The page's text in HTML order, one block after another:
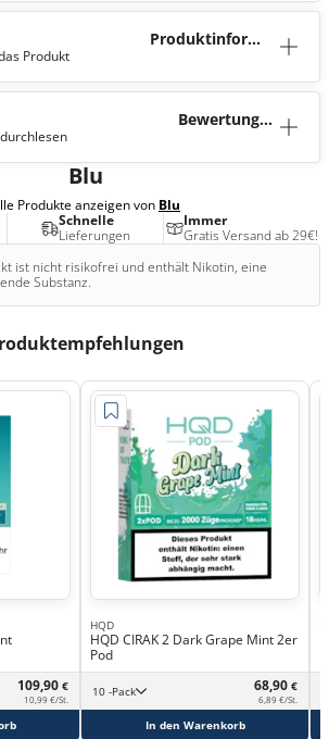
Produktinforma
Produkt
Bewertunge
Blu
Produkte anzeigen von Blu
Schnelle
Lieferungen
Immer
Gratis Versand ab 29€!
ist nicht risikofrei und enthält Nikotin, eine
Substanz.
109,90 €
10,99 €/St.
HQD
HQD CIRAK 2 Dark Grape Mint 2er
Pod
10 -Pack 68,90 €
6,89 €/St.
In den Warenkorb